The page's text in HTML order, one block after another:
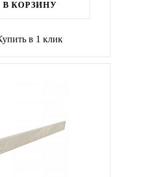
В КОРЗИНУ
в 1 клик